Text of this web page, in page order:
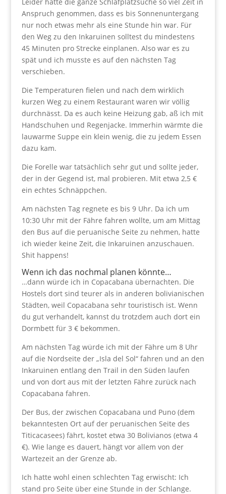
Anspruch genommen, dass es bis Sonnenuntergang
nur noch etwas mehr als eine Stunde hin war. Für
den Weg zu den Inkaruinen solltest du mindestens
45 Minuten pro Strecke einplanen. Also war es zu
spät und ich musste es auf den nächsten Tag
verschieben.
Die Temperaturen fielen und nach dem wirklich
kurzen Weg zu einem Restaurant waren wir völlig
durchnässt. Da es auch keine Heizung gab, aß ich mit
Handschuhen und Regenjacke. Immerhin wärmte die
lauwarme Suppe ein klein wenig, die zu jedem Essen
dazu kam.
Die Forelle war tatsächlich sehr gut und sollte jeder,
der in der Gegend ist, mal probieren. Mit etwa 2,5 €
ein echtes Schnäppchen.
Am nächsten Tag regnete es bis 9 Uhr. Da ich um
10:30 Uhr mit der Fähre fahren wollte, um am Mittag
den Bus auf die peruanische Seite zu nehmen, hatte
ich wieder keine Zeit, die Inkaruinen anzuschauen.
Shit happens!
Wenn ich das nochmal planen könnte…
…dann würde ich in Copacabana übernachten. Die
Hostels dort sind teurer als in anderen bolivianischen
Städten, weil Copacabana sehr touristisch ist. Wenn
du gut verhandelt, kannst du trotzdem auch dort ein
Dormbett für 3 € bekommen.
Am nächsten Tag würde ich mit der Fähre um 8 Uhr
auf die Nordseite der „Isla del Sol“ fahren und an den
Inkaruinen entlang den Trail in den Süden laufen
und von dort aus mit der letzten Fähre zurück nach
Copacabana fahren.
Der Bus, der zwischen Copacabana und Puno (dem
bekanntesten Ort auf der peruanischen Seite des
Titicacasees) fährt, kostet etwa 30 Bolivianos (etwa 4
€). Wie lange es dauert, hängt vor allem von der
Wartezeit an der Grenze ab.
Ich hatte wohl einen schlechten Tag erwischt: Ich
stand pro Seite über eine Stunde in der Schlange.